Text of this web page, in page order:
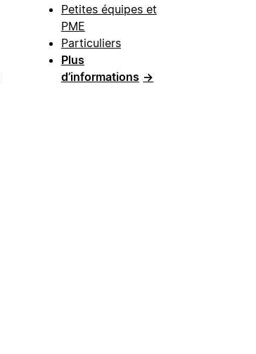
Petites équipes et
PME
Particuliers
Plus
d’informations →